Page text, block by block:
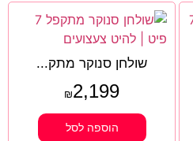
שולחן סנוקר מתק...
₪2,199
הוספה לסל